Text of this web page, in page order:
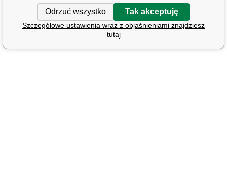
Odrzuć wszystko Tak akceptuję
Szczegółowe ustawienia wraz z objaśnieniami znajdziesz
tutaj